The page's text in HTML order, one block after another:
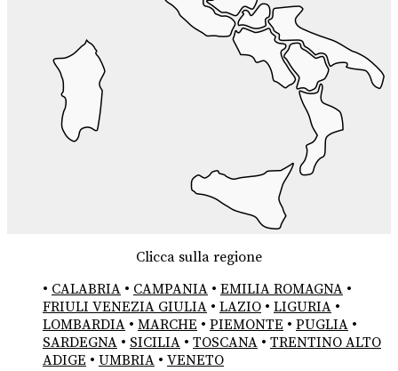
Clicca sulla regione
• CALABRIA • CAMPANIA • EMILIA ROMAGNA •
FRIULI VENEZIA GIULIA • LAZIO • LIGURIA •
LOMBARDIA • MARCHE • PIEMONTE • PUGLIA •
SARDEGNA • SICILIA • TOSCANA • TRENTINO ALTO
ADIGE • UMBRIA • VENETO